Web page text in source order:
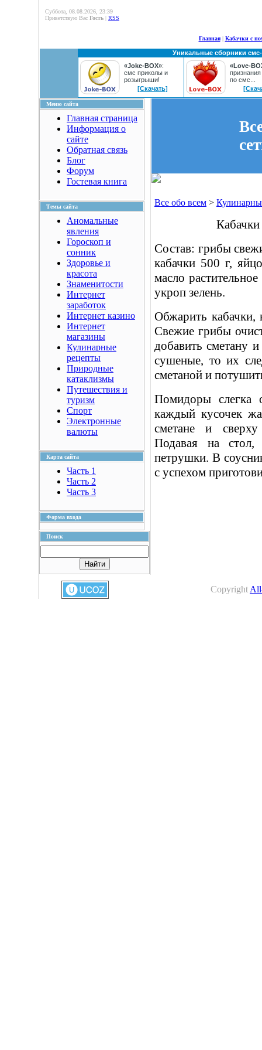
Суббота, 08.08.2026, 23:39
Приветствую Вас Гость | RSS
Главная| Кабачки с
Уникальные сборники
«Joke-BOX»:
смс приколы и
розыгрыши!
[Скачать]
«Love-
по смс...
Меню сайта
Главная страница
Информация о
сайте
Обратная связь
Блог
Форум
Гостевая книга
Темы сайта
Аномальные
явления
Гороскоп и
сонник
Здоровье и
красота
Знаменитости
Интернет
заработок
Интернет казино
Интернет
магазины
Кулинарные
рецепты
Природные
катаклизмы
Путешествия и
туризм
Спорт
Электронные
валюты
Карта сайта
Часть 1
Часть 2
Часть 3
Форма входа
Поиск
Все обо всем >
Состав: грибы
кабачки 500 г,
масло
укроп зелень.
Обжарить кабачки,
Свежие грибы
добавить сметану
сушеные, то их
сметаной и
Помидоры слегка
каждый кусочек
сметане и
Подавая на стол,
петрушки. В
с успехом
Copyright